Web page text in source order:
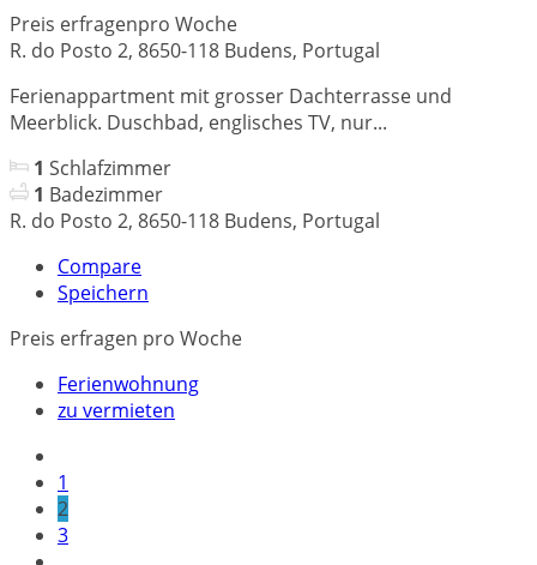
Preis erfragenpro Woche
R. do Posto 2, 8650-118 Budens, Portugal
Ferienappartment mit grosser Dachterrasse und
Meerblick. Duschbad, englisches TV, nur...
1 Schlafzimmer
1 Badezimmer
R. do Posto 2, 8650-118 Budens, Portugal
Compare
Speichern
Preis erfragen pro Woche
Ferienwohnung
zu vermieten
1
2
3